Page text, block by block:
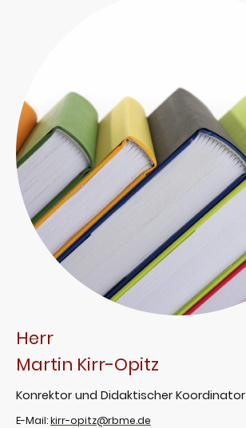
Herr
Martin Kirr-Opitz
Konrektor und Didaktischer Koordinator
E-Mail:kirr-opitz@rbme.de